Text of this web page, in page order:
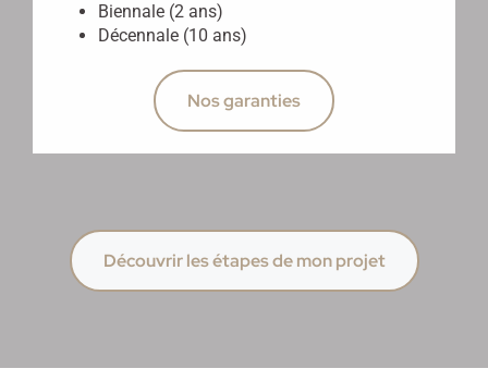
Biennale (2 ans)
Décennale (10 ans)
Nos garanties
Découvrir les étapes de mon projet